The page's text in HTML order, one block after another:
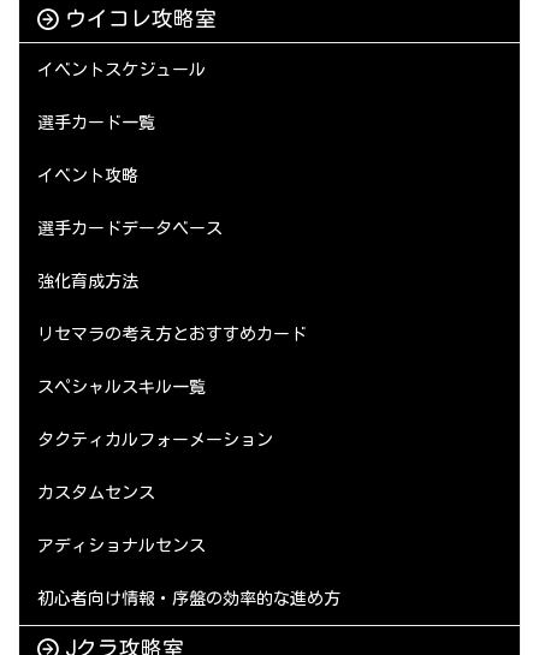
ウイコレ攻略室
イベントスケジュール
選手カード一覧
イベント攻略
選手カードデータベース
強化育成方法
リセマラの考え方とおすすめカード
スペシャルスキル一覧
タクティカルフォーメーション
カスタムセンス
アディショナルセンス
初心者向け情報・序盤の効率的な進め方
Jクラ攻略室